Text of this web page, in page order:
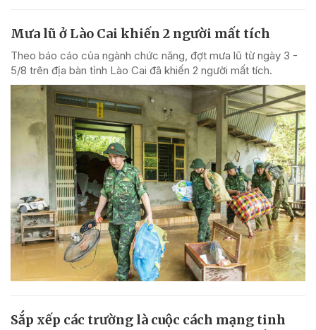
Mưa lũ ở Lào Cai khiến 2 người mất tích
Theo báo cáo của ngành chức năng, đợt mưa lũ từ ngày 3 -
5/8 trên địa bàn tỉnh Lào Cai đã khiến 2 người mất tích.
Sắp xếp các trường là cuộc cách mạng tinh